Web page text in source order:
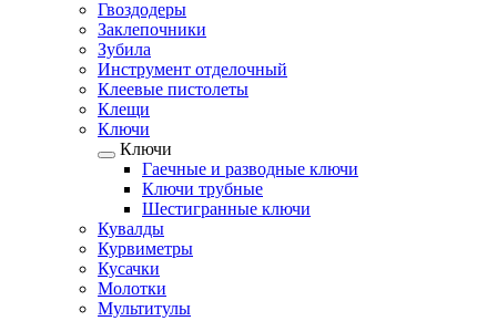
Гвоздодеры
Заклепочники
Зубила
Инструмент отделочный
Клеевые пистолеты
Клещи
Ключи
Ключи
Гаечные и разводные ключи
Ключи трубные
Шестигранные ключи
Кувалды
Курвиметры
Кусачки
Молотки
Мультитулы